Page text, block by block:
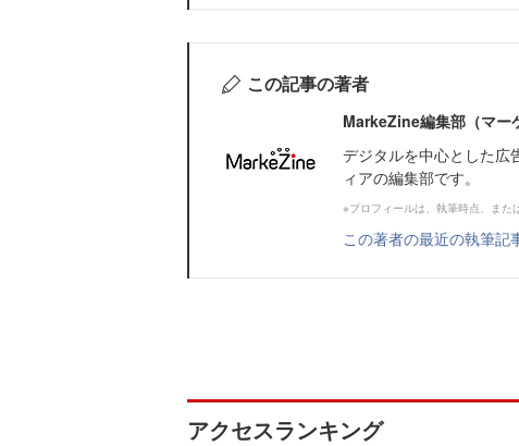
この記事の著者
MarkeZine編集部（マー
デジタルを中心とした広
ィアの編集部です。
※プロフィールは、執筆時点、また
この著者の最近の執筆記
アクセスランキング